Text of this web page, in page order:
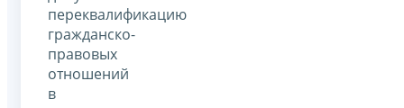
переквалификацию
гражданско-
правовых
отношений
в